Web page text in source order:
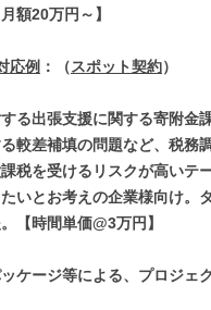
額20万円～】
応例 ：（スポット契約）
る出張支援に関する寄附金
較差補填の問題など、税務
税を受けるリスクが高いテ
いとお考えの企業様向け。
【時間単価@3万円】
ケージ等による、プロジェ